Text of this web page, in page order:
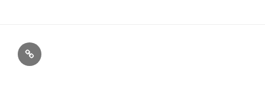
Gratis
Anmelden